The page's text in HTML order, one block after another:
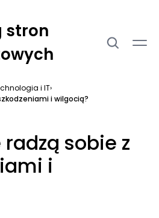
stron
i IT›
i wilgocią?
sobie z
i